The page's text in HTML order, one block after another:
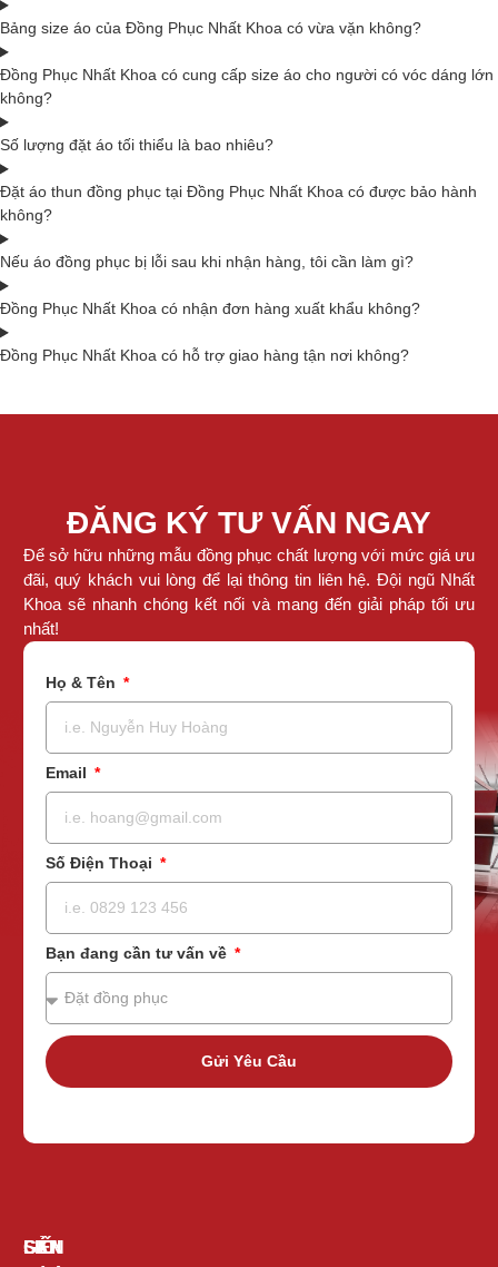
Bảng size áo của Đồng Phục Nhất Khoa có vừa vặn không?
Đồng Phục Nhất Khoa có cung cấp size áo cho người có vóc dáng lớn
không?
Số lượng đặt áo tối thiểu là bao nhiêu?
Đặt áo thun đồng phục tại Đồng Phục Nhất Khoa có được bảo hành
không?
Nếu áo đồng phục bị lỗi sau khi nhận hàng, tôi cần làm gì?
Đồng Phục Nhất Khoa có nhận đơn hàng xuất khẩu không?
Đồng Phục Nhất Khoa có hỗ trợ giao hàng tận nơi không?
ĐĂNG KÝ TƯ VẤN NGAY
Để sở hữu những mẫu đồng phục chất lượng với mức giá ưu
đãi, quý khách vui lòng để lại thông tin liên hệ. Đội ngũ Nhất
Khoa sẽ nhanh chóng kết nối và mang đến giải pháp tối ưu
nhất!
Họ & Tên
Email
Số Điện Thoại
Bạn đang cần tư vấn về
Gửi Yêu Cầu
GIỚI
SẢN
LIÊN